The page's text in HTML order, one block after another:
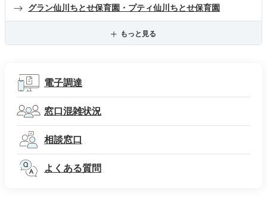
グラン仙川ちとせ保育園・プティ仙川ちとせ保育園
もっと見る
電子調達
窓口混雑状況
相談窓口
よくある質問